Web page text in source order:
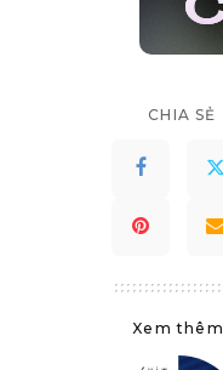
CHIA SẺ
Xem thêm